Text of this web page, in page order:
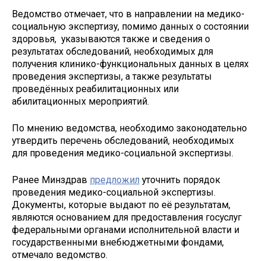
Ведомство отмечает, что в направлении на медико-
социальную экспертизу, помимо данных о состоянии
здоровья, указываются также и сведения о
результатах обследований, необходимых для
получения клинико-функциональных данных в целях
проведения экспертизы, а также результаты
проведённых реабилитационных или
абилитационных мероприятий.
По мнению ведомства, необходимо законодательно
утвердить перечень обследований, необходимых
для проведения медико-социальной экспертизы.
Ранее Минздрав предложил уточнить порядок
проведения медико-социальной экспертизы.
Документы, которые выдают по её результатам,
являются основанием для предоставления госуслуг
федеральными органами исполнительной власти и
государственными внебюджетными фондами,
отмечало ведомство.